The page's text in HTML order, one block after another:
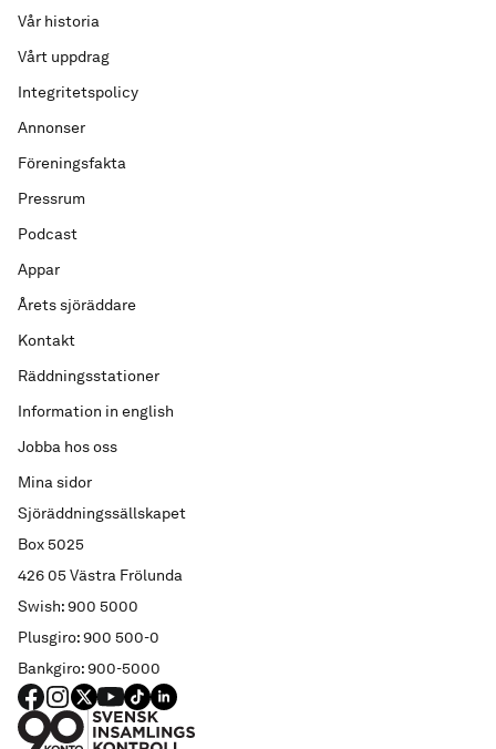
Sjöräddningssällskapet
Box 5025
426 05 Västra Frölunda
Swish: 900 5000
Plusgiro: 900 500-0
Bankgiro: 900-5000
Vår historia
Vårt uppdrag
Integritetspolicy
Annonser
Föreningsfakta
Pressrum
Podcast
Appar
Årets sjöräddare
Kontakt
Räddningsstationer
Information in english
Jobba hos oss
Mina sidor
FACEBOOK
Instagram
X YouTube
TIKTOKLINKED IN